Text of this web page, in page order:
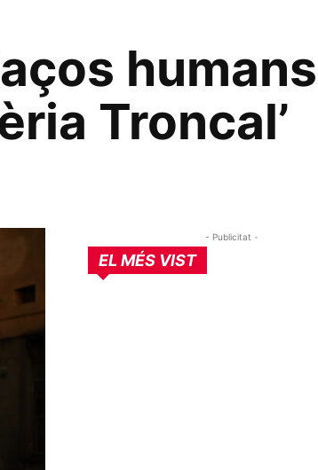
humans
Troncal’
- Publicitat -
EL MÉS VIST